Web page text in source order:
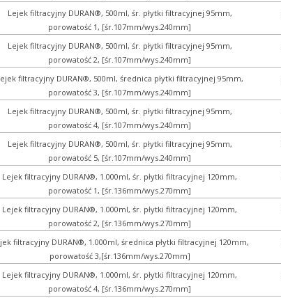
Lejek filtracyjny DURAN®, 500ml, śr. płytki filtracyjnej 95mm,
porowatość 1, [śr.107mm/wys.240mm]
Lejek filtracyjny DURAN®, 500ml, śr. płytki filtracyjnej 95mm,
porowatość 2, [śr.107mm/wys.240mm]
filtracyjny DURAN®, 500ml, średnica płytki filtracyjnej 95mm,
porowatość 3, [śr.107mm/wys.240mm]
Lejek filtracyjny DURAN®, 500ml, śr. płytki filtracyjnej 95mm,
porowatość 4, [śr.107mm/wys.240mm]
Lejek filtracyjny DURAN®, 500ml, śr. płytki filtracyjnej 95mm,
porowatość 5, [śr.107mm/wys.240mm]
Lejek filtracyjny DURAN®, 1.000ml, śr. płytki filtracyjnej 120mm,
porowatość 1, [śr.136mm/wys.270mm]
Lejek filtracyjny DURAN®, 1.000ml, śr. płytki filtracyjnej 120mm,
porowatość 2, [śr.136mm/wys.270mm]
filtracyjny DURAN®, 1.000ml, średnica płytki filtracyjnej 120mm,
porowatość 3,[śr.136mm/wys.270mm]
Lejek filtracyjny DURAN®, 1.000ml, śr. płytki filtracyjnej 120mm,
porowatość 4, [śr.136mm/wys.270mm]